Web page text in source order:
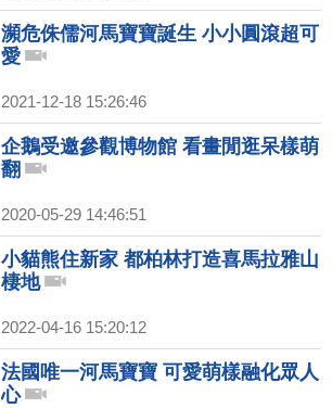
瀕危侏儒河馬寶寶誕生 小小圓滾超可
愛
2021-12-18 15:26:46
企鵝受邀參觀博物館 看畫閒逛呆樣萌
翻
2020-05-29 14:46:51
小貓熊住新家 都柏林打造喜馬拉雅山
棲地
2022-04-16 15:20:12
法國唯一河馬寶寶 可愛萌樣融化眾人
心